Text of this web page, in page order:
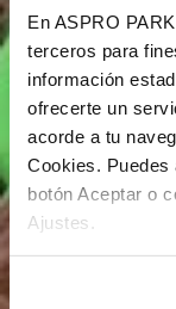
En ASPRO
terceros para
información
ofrecerte un
acorde a tu
Cookies. Puedes
botón Aceptar o
Ajustes.